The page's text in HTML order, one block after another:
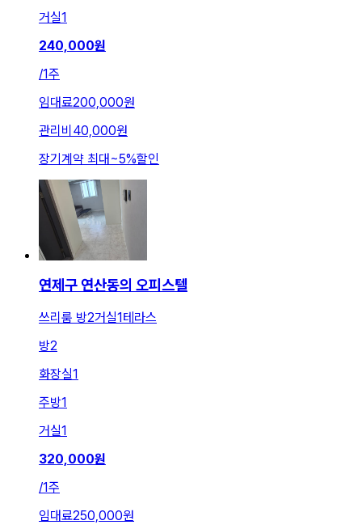
거실1
240,000원
/1주
임대료200,000원
관리비 40,000원
장기계약 최대~5%할인
연제구 연산동의 오피스텔
쓰리룸 방2거실1테라스
방2
화장실1
주방1
거실1
320,000원
/1주
임대료250,000원